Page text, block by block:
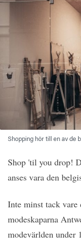
Shopping hör till en av de
Shop 'til you drop!
anses vara den
Inte minst tack vare
modeskaparna
modevärlden under